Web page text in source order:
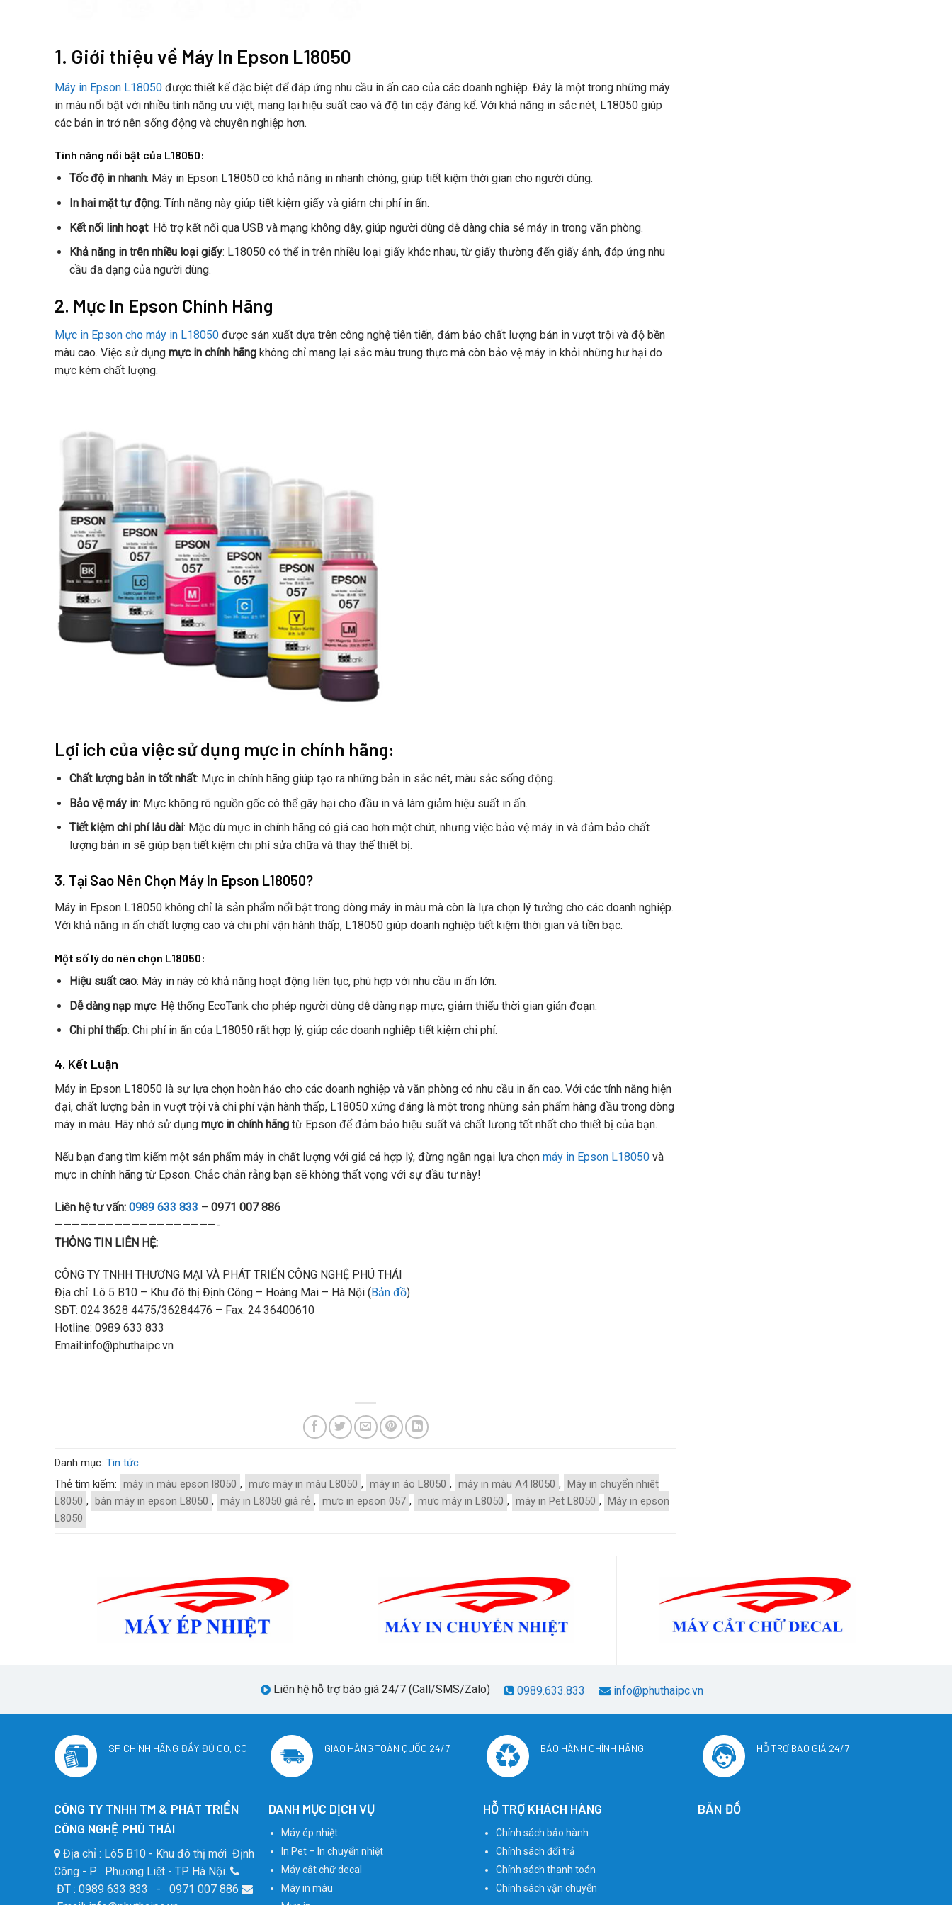
1. Giới thiệu về Máy In Epson L18050
Máy in Epson L18050 được thiết kế đặc biệt để đáp ứng nhu cầu in ấn cao của các doanh nghiệp. Đây là một trong những máy
in màu nổi bật với nhiều tính năng ưu việt, mang lại hiệu suất cao và độ tin cậy đáng kể. Với khả năng in sắc nét, L18050 giúp
các bản in trở nên sống động và chuyên nghiệp hơn.
Tính năng nổi bật của L18050:
Tốc độ in nhanh: Máy in Epson L18050 có khả năng in nhanh chóng, giúp tiết kiệm thời gian cho người dùng.
In hai mặt tự động: Tính năng này giúp tiết kiệm giấy và giảm chi phí in ấn.
Kết nối linh hoạt: Hỗ trợ kết nối qua USB và mạng không dây, giúp người dùng dễ dàng chia sẻ máy in trong văn phòng.
Khả năng in trên nhiều loại giấy: L18050 có thể in trên nhiều loại giấy khác nhau, từ giấy thường đến giấy ảnh, đáp ứng nhu
cầu đa dạng của người dùng.
2. Mực In Epson Chính Hãng
Mực in Epson cho máy in L18050 được sản xuất dựa trên công nghệ tiên tiến, đảm bảo chất lượng bản in vượt trội và độ bền
màu cao. Việc sử dụng mực in chính hãng không chỉ mang lại sắc màu trung thực mà còn bảo vệ máy in khỏi những hư hại do
mực kém chất lượng.
Lợi ích của việc sử dụng mực in chính hãng:
Chất lượng bản in tốt nhất: Mực in chính hãng giúp tạo ra những bản in sắc nét, màu sắc sống động.
Bảo vệ máy in: Mực không rõ nguồn gốc có thể gây hại cho đầu in và làm giảm hiệu suất in ấn.
Tiết kiệm chi phí lâu dài: Mặc dù mực in chính hãng có giá cao hơn một chút, nhưng việc bảo vệ máy in và đảm bảo chất
lượng bản in sẽ giúp bạn tiết kiệm chi phí sửa chữa và thay thế thiết bị.
3. Tại Sao Nên Chọn Máy In Epson L18050?
Máy in Epson L18050 không chỉ là sản phẩm nổi bật trong dòng máy in màu mà còn là lựa chọn lý tưởng cho các doanh nghiệp.
Với khả năng in ấn chất lượng cao và chi phí vận hành thấp, L18050 giúp doanh nghiệp tiết kiệm thời gian và tiền bạc.
Một số lý do nên chọn L18050:
Hiệu suất cao: Máy in này có khả năng hoạt động liên tục, phù hợp với nhu cầu in ấn lớn.
Dễ dàng nạp mực: Hệ thống EcoTank cho phép người dùng dễ dàng nạp mực, giảm thiểu thời gian gián đoạn.
Chi phí thấp: Chi phí in ấn của L18050 rất hợp lý, giúp các doanh nghiệp tiết kiệm chi phí.
4. Kết Luận
Máy in Epson L18050 là sự lựa chọn hoàn hảo cho các doanh nghiệp và văn phòng có nhu cầu in ấn cao. Với các tính năng hiện
đại, chất lượng bản in vượt trội và chi phí vận hành thấp, L18050 xứng đáng là một trong những sản phẩm hàng đầu trong dòng
máy in màu. Hãy nhớ sử dụng mực in chính hãng từ Epson để đảm bảo hiệu suất và chất lượng tốt nhất cho thiết bị của bạn.
Nếu bạn đang tìm kiếm một sản phẩm máy in chất lượng với giá cả hợp lý, đừng ngần ngại lựa chọn máy in Epson L18050 và
mực in chính hãng từ Epson. Chắc chắn rằng bạn sẽ không thất vọng với sự đầu tư này!
Liên hệ tư vấn: 0989 633 833 – 0971 007 886
———————————————————-
THÔNG TIN LIÊN HỆ:
CÔNG TY TNHH THƯƠNG MẠI VÀ PHÁT TRIỂN CÔNG NGHỆ PHÚ THÁI
Địa chỉ: Lô 5 B10 – Khu đô thị Định Công – Hoàng Mai – Hà Nội ( Bản đồ)
SĐT: 024 3628 4475/36284476 – Fax: 24 36400610
Hotline: 0989 633 833
Email:info@phuthaipc.vn
Danh mục: Tin tức
Thẻ tìm kiếm: máy in màu epson l8050 , mưc máy in màu L8050 , máy in áo L8050 , máy in màu A4 l8050 , Máy in chuyển nhiêt
L8050 , bán máy in epson L8050 , máy in L8050 giá rẻ , mưc in epson 057 , mưc máy in L8050 , máy in Pet L8050 , Máy in epson
L8050
Liên hệ hỗ trợ báo giá 24/7 (Call/SMS/Zalo) 0989.633.833 info@phuthaipc.vn
SP CHÍNH HÃNG ĐẦY ĐỦ CO, CQ GIAO HÀNG TOÀN QUỐC 24/7 BẢO HÀNH CHÍNH HÃNG HỖ TRỢ BÁO GIÁ 24/7
CÔNG TY TNHH TM & PHÁT TRIỂN
CÔNG NGHỆ PHÚ THÁI
Địa chỉ : Lô5 B10 - Khu đô thị mới Định
Công - P . Phương Liệt - TP Hà Nội.
ĐT : 0989 633 833 - 0971 007 886
DANH MỤC DỊCH VỤ
Máy ép nhiệt
In Pet – In chuyển nhiệt
Máy cắt chữ decal
Máy in màu
HỖ TRỢ KHÁCH HÀNG
Chính sách bảo hành
Chính sách đổi trả
Chính sách thanh toán
Chính sách vận chuyển
BẢN ĐỒ